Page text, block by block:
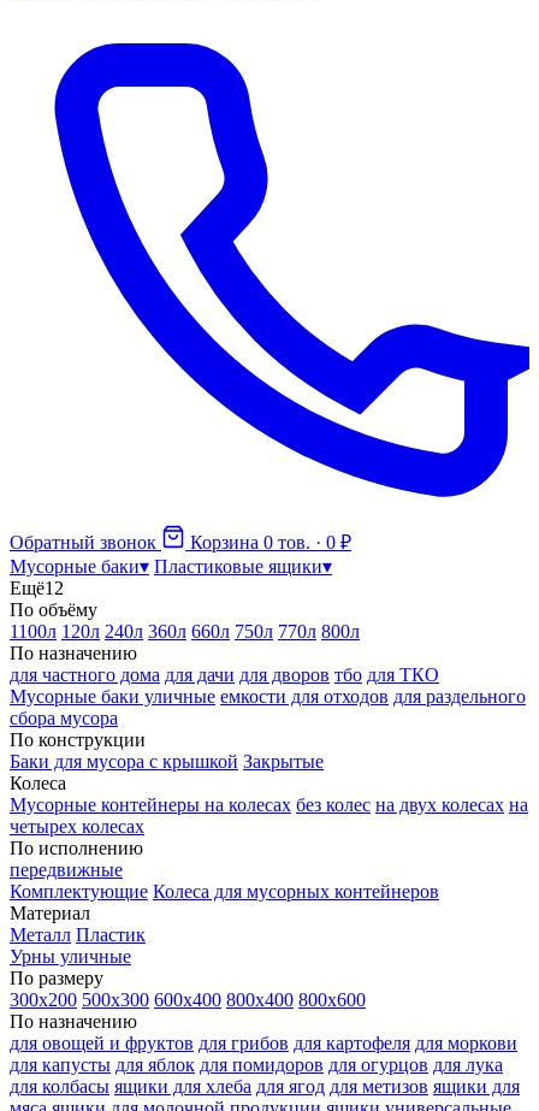
Обратный звонок Корзина 0 тов. · 0 ₽
Мусорные баки▾ Пластиковые ящики▾
Ещё12
По объёму
1100л 120л 240л 360л 660л 750л 770л 800л
По назначению
для частного дома для дачи для дворов тбо для ТКО
Мусорные баки уличные емкости для отходов для раздельного
сбора мусора
По конструкции
Баки для мусора с крышкой Закрытые
Колеса
Мусорные контейнеры на колесах без колес на двух колесах на
четырех колесах
По исполнению
передвижные
Комплектующие Колеса для мусорных контейнеров
Материал
Металл Пластик
Урны уличные
По размеру
300х200 500х300 600х400 800х400 800х600
По назначению
для овощей и фруктов для грибов для картофеля для моркови
для капусты для яблок для помидоров для огурцов для лука
для колбасы ящики для хлеба для ягод для метизов ящики для